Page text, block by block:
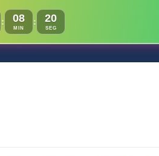
: 08
MIN
: 18
SEG